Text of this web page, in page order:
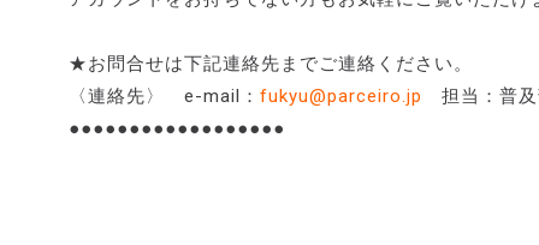
★お問合せは下記連絡先までご連絡ください。
〈連絡先〉 e-mail： fukyu@parceiro.jp
担当：普
●●●●●●●●●●●●●●●●●●